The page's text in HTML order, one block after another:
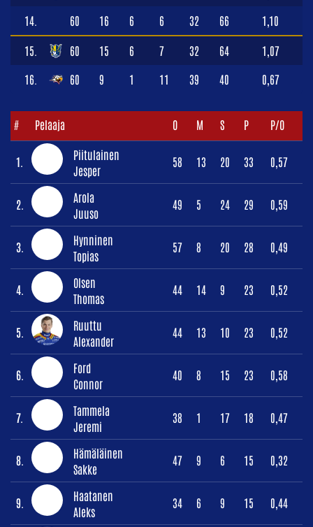
14. 60 16 6 6 32 66 1,10
15. 60 15 6 7 32 64 1,07
16. 60 9 1 11 39 40 0,67
# Pelaaja O M S P P/O
1.
Piitulainen
Jesper
58 13 20 33 0,57
2.
Arola
Juuso
49 5 24 29 0,59
3.
Hynninen
Topias
57 8 20 28 0,49
4.
Olsen
Thomas
44 14 9 23 0,52
5.
Ruuttu
Alexander
44 13 10 23 0,52
6.
Ford
Connor
40 8 15 23 0,58
7.
Tammela
Jeremi
38 1 17 18 0,47
8.
Hämäläinen
Sakke
47 9 6 15 0,32
9.
Haatanen
Aleks
34 6 9 15 0,44